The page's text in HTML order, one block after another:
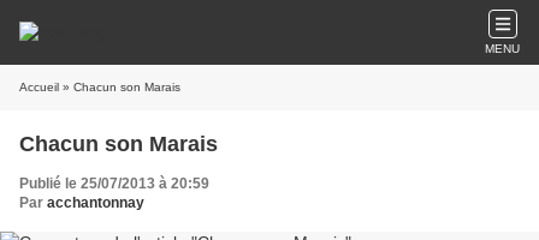
MENU
Accueil » Chacun son Marais
Chacun son Marais
Publié le 25/07/2013 à 20:59
Par acchantonnay